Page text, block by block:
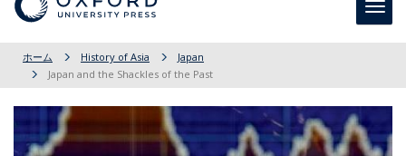
ホーム History of Asia
Japan
Japan and the Shackles of the Past